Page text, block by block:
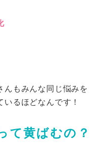
んもみんな同じ悩みを
るほどなんです！
て黄ばむの？